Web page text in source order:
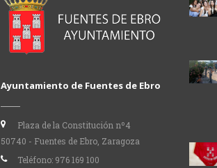
Ayuntamiento de Fuentes de Ebro
Plaza de la Constitución nº4
50740 - Fuentes de Ebro, Zaragoza
Teléfono: 976 169 100